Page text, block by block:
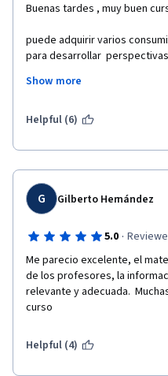
Buenas tardes , muy buen
puede adquirir varios
para desarrollar
Show more
Helpful (6)
G Gilberto Hernández
5.0 ·
Me parecio excelente, el
de los profesores, la
relevante y adecuada.
curso
Helpful (4)